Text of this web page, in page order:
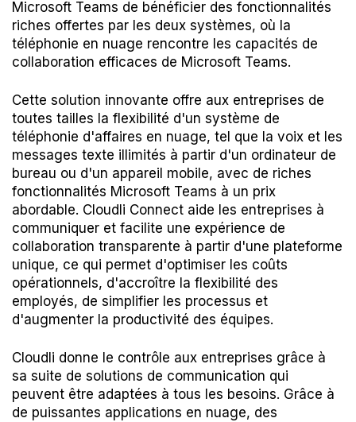
Microsoft Teams de bénéficier des fonctionnalités
riches offertes par les deux systèmes, où la
téléphonie en nuage rencontre les capacités de
collaboration efficaces de Microsoft Teams.
Cette solution innovante offre aux entreprises de
toutes tailles la flexibilité d'un système de
téléphonie d'affaires en nuage, tel que la voix et les
messages texte illimités à partir d'un ordinateur de
bureau ou d'un appareil mobile, avec de riches
fonctionnalités Microsoft Teams à un prix
abordable. Cloudli Connect aide les entreprises à
communiquer et facilite une expérience de
collaboration transparente à partir d'une plateforme
unique, ce qui permet d'optimiser les coûts
opérationnels, d'accroître la flexibilité des
employés, de simplifier les processus et
d'augmenter la productivité des équipes.
Cloudli donne le contrôle aux entreprises grâce à
sa suite de solutions de communication qui
peuvent être adaptées à tous les besoins. Grâce à
de puissantes applications en nuage, des